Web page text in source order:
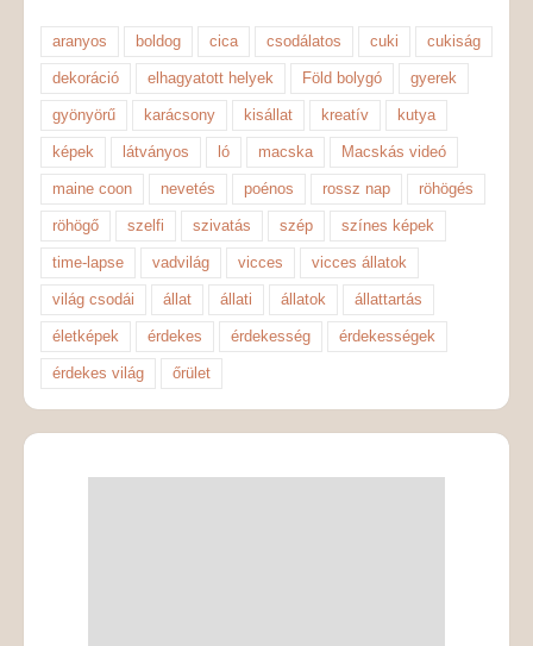
aranyos boldog cica csodálatos cuki cukiság
dekoráció elhagyatott helyek Föld bolygó gyerek
gyönyörű karácsony kisállat kreatív kutya
képek látványos ló macska Macskás videó
maine coon nevetés poénos rossz nap röhögés
röhögő szelfi szivatás szép színes képek
time-lapse vadvilág vicces vicces állatok
világ csodái állat állati állatok állattartás
életképek érdekes érdekesség érdekességek
érdekes világ őrület